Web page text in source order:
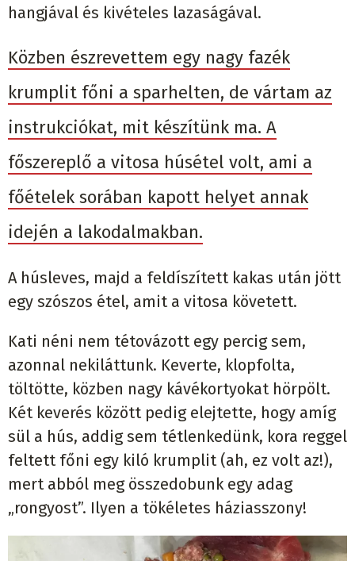
hangjával és kivételes lazaságával.
Közben észrevettem egy nagy fazék
krumplit főni a sparhelten, de vártam az
instrukciókat, mit készítünk ma. A
főszereplő a vitosa húsétel volt, ami a
főételek sorában kapott helyet annak
idején a lakodalmakban.
A húsleves, majd a feldíszített kakas után jött
egy szószos étel, amit a vitosa követett.
Kati néni nem tétovázott egy percig sem,
azonnal nekiláttunk. Keverte, klopfolta,
töltötte, közben nagy kávékortyokat hörpölt.
Két keverés között pedig elejtette, hogy amíg
sül a hús, addig sem tétlenkedünk, kora reggel
feltett főni egy kiló krumplit (ah, ez volt az!),
mert abból meg összedobunk egy adag
„rongyost”. Ilyen a tökéletes háziasszony!